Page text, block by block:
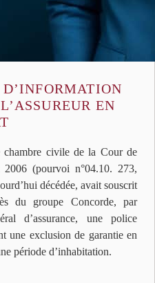
EN
civile de la Cour de
(pourvoi n°04.10. 273,
décédée, avait souscrit
du groupe Concorde, par
d’assurance, une police
une exclusion de garantie en
période d’inhabitation.